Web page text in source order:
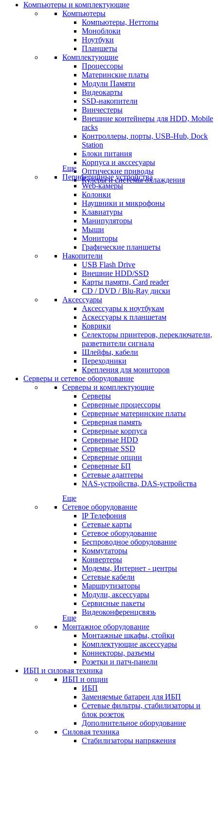
Компьютеры и комплектующие
Компьютеры
Компьютеры, Неттопы
Моноблоки
Ноутбуки
Планшеты
Комплектующие
Процессоры
Материнские платы
Модули Памяти
Видеокарты
SSD-накопители
Винчестеры
Внешние контейнеры для HDD, Mobile
racks
Контроллеры, порты, USB-Hub, Dock
Station
Блоки питания
Корпуса и акссесуары
Оптические приводы
Кулеры и системы охлаждения
Еще
Периферийные устройства
Web-камеры
Колонки
Наушники и микрофоны
Клавиатуры
Манипуляторы
Мыши
Мониторы
Графические планшеты
Накопители
USB Flash Drive
Внешние HDD/SSD
Карты памяти, Card reader
CD / DVD / Blu-Ray диски
Аксессуары
Аксессуары к ноутбукам
Аскессуары к планшетам
Коврики
Селекторы принтеров, переключатели,
разветвители сигнала
Шлейфы, кабели
Переходники
Крепления для мониторов
Серверы и сетевое оборудование
Серверы и комплектующие
Серверы
Серверные процессоры
Серверные материнские платы
Серверная память
Серверные корпуса
Серверные HDD
Серверные SSD
Серверные опции
Серверные БП
Сетевые адаптеры
NAS-устройства, DAS-устройства
Еще
Сетевое оборудование
IP Телефония
Сетевые карты
Сетевое оборудование
Беспроводное оборудование
Коммутаторы
Конвертеры
Модемы, Интернет - центры
Сетевые кабели
Маршрутизаторы
Модули, аксессуары
Сервисные пакеты
Видеоконференцсвязь
Еще
Монтажное оборудование
Монтажные шкафы, стойки
Комплектующие аксессуары
Коннекторы, разъемы
Розетки и патч-панели
ИБП и силовая техника
ИБП и опции
ИБП
Заменяемые батареи для ИБП
Сетевые фильтры, стабилизаторы и
блок розеток
Дополнительное оборудование
Силовая техника
Стабилизаторы напряжения